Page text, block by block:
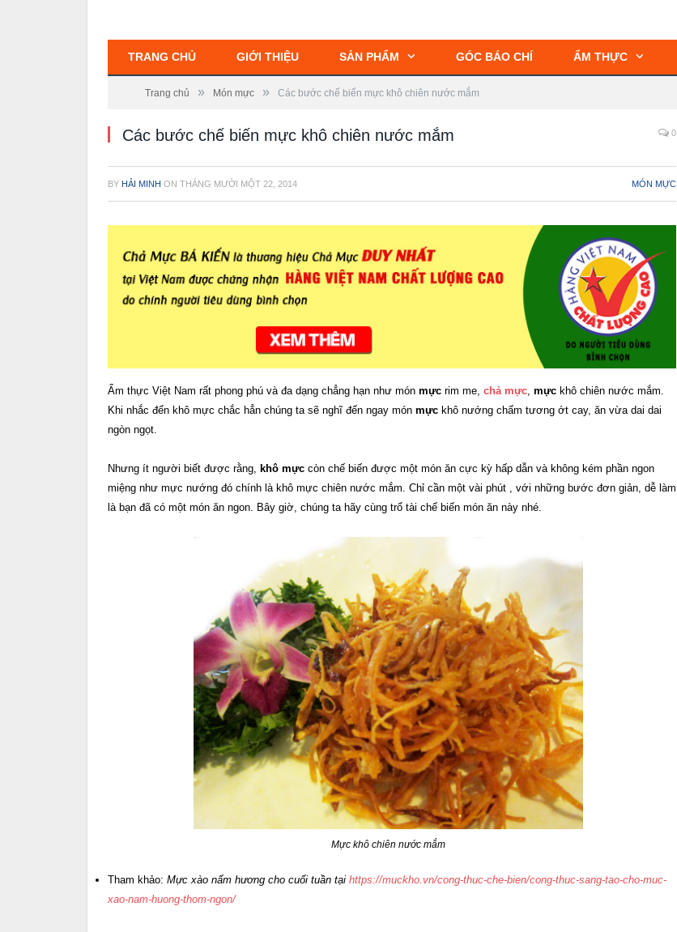
TRANG CHỦ GIỚI THIỆU SẢN PHẨM GÓC BÁO CHÍ ẨM THỰC
Trang chủ » Món mực » Các bước chế biến mực khô chiên nước mắm
Các bước chế biến mực khô chiên nước mắm 0
BY HẢI MINH ON THÁNG MƯỜI MỘT 22, 2014 MÓN MỰC
Ẩm thực Việt Nam rất phong phú và đa dạng chẳng hạn như món mực rim me, chả mực mực khô chiên nước mắm.
Khi nhắc đến khô mực chắc hẳn chúng ta sẽ nghĩ đến ngay món mực khô nướng chấm tương ớt cay, ăn vừa dai dai
ngòn ngọt.
Nhưng ít người biết được rằng, khô mực còn chế biến được một món ăn cực kỳ hấp dẫn và không kém phần ngon
miệng như mực nướng đó chính là khô mực chiên nước mắm. Chỉ cần một vài phút , với những bước đơn giản, dễ làm
là bạn đã có một món ăn ngon. Bây giờ, chúng ta hãy cùng trổ tài chế biến món ăn này nhé.
Mực khô chiên nước mắm
Tham khảo: Mực xào nấm hương cho cuối tuần tại https://muckho.vn/cong-thuc-che-bien/cong-thuc-sang-tao-cho-muc-
xao-nam-huong-thom-ngon/